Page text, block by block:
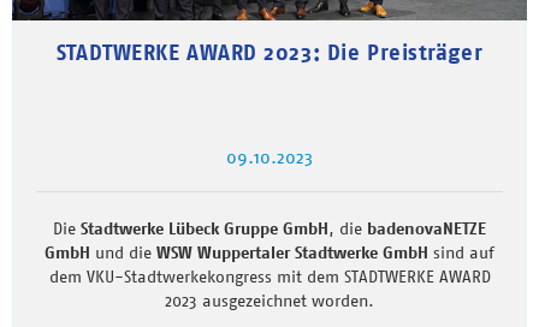
STADTWERKE AWARD 2023: Die Preisträger
09.10.2023
Die Stadtwerke Lübeck Gruppe GmbH, die badenovaNETZE
GmbH und die WSW Wuppertaler Stadtwerke GmbH sind auf
dem VKU-Stadtwerkekongress mit dem STADTWERKE AWARD
2023 ausgezeichnet worden.